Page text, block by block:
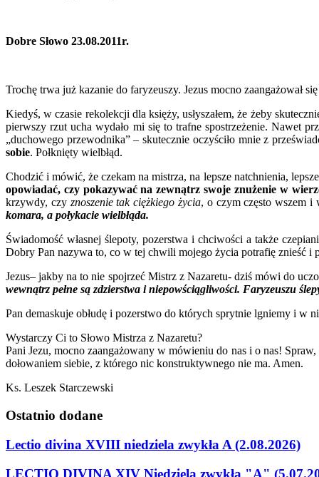
Dobre Słowo 23.08.2011r.
Trochę trwa już kazanie do faryzeuszy. Jezus mocno zaangażował
Kiedyś, w czasie rekolekcji dla księży, usłyszałem, że żeby
pierwszy rzut ucha wydało mi się to trafne spostrzeżenie. Nawet
„duchowego przewodnika” – skutecznie oczyściło mnie z
sobie. Połknięty wielbłąd.
Chodzić i mówić, że czekam na mistrza, na lepsze natchnienia,
opowiadać, czy pokazywać na zewnątrz swoje znużenie w
krzywdy, czy znoszenie tak ciężkiego życia, o czym często wszem i
komara, a połykacie wielbłąda.
Świadomość własnej ślepoty, pozerstwa i chciwości a także
Dobry Pan nazywa to, co w tej chwili mojego życia potrafię znieść i
Jezus– jakby na to nie spojrzeć Mistrz z Nazaretu- dziś mówi do
wewnątrz pełne są zdzierstwa i niepowściągliwości. Faryzeuszu
Pan demaskuje obłudę i pozerstwo do których sprytnie lgniemy i w
Wystarczy Ci to Słowo Mistrza z Nazaretu?
Pani Jezu, mocno zaangażowany w mówieniu do nas i o nas!
dołowaniem siebie, z którego nic konstruktywnego nie ma. Amen.
Ks. Leszek Starczewski
Ostatnio dodane
Lectio divina XVIII niedziela zwykła A (2.08.2026)
LECTIO DIVINA XIV Niedziela zwykła "A"